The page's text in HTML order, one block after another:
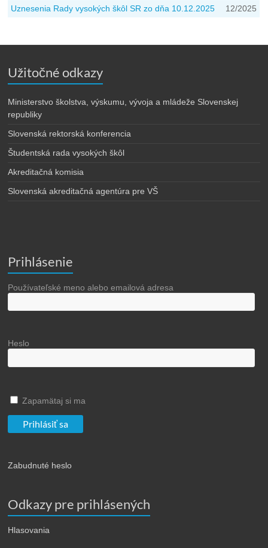
Uznesenia Rady vysokých škôl SR zo dňa 10.12.2025 12/2025
Užitočné odkazy
Ministerstvo školstva, výskumu, vývoja a mládeže Slovenskej
republiky
Slovenská rektorská konferencia
Študentská rada vysokých škôl
Akreditačná komisia
Slovenská akreditačná agentúra pre VŠ
Prihlásenie
Používateľské meno alebo emailová adresa
Heslo
Zapamätaj si ma
Zabudnuté heslo
Odkazy pre prihlásených
Hlasovania